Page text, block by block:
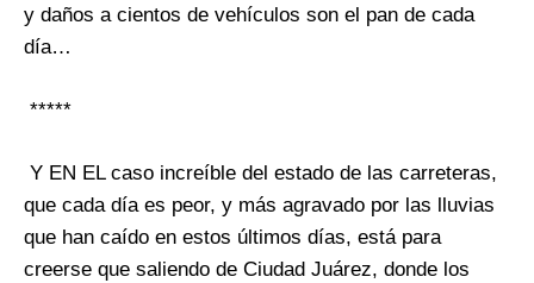
y daños a cientos de vehículos son el pan de cada
día…
*****
Y EN EL caso increíble del estado de las carreteras,
que cada día es peor, y más agravado por las lluvias
que han caído en estos últimos días, está para
creerse que saliendo de Ciudad Juárez, donde los